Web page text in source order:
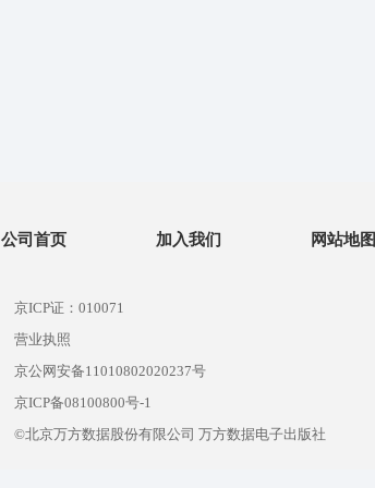
公司首页 加入我们 网站地图
京ICP证：010071
营业执照
京公网安备11010802020237号
京ICP备08100800号-1
©北京万方数据股份有限公司 万方数据电子出版社